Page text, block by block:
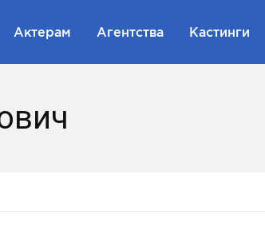
Актерам Агентства Кастинги